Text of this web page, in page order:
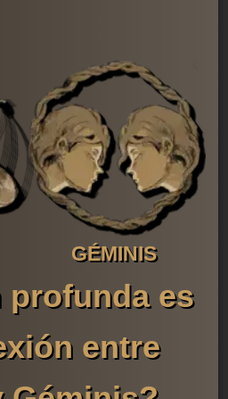
GÉMINIS
profunda es
entre